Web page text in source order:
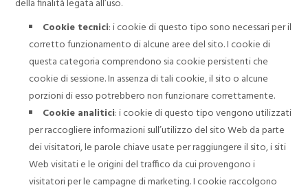
della finalità legata all’uso.
Cookie tecnici: i cookie di questo tipo sono necessari per il
corretto funzionamento di alcune aree del sito. I cookie di
questa categoria comprendono sia cookie persistenti che
cookie di sessione. In assenza di tali cookie, il sito o alcune
porzioni di esso potrebbero non funzionare correttamente.
Cookie analitici: i cookie di questo tipo vengono utilizzati
per raccogliere informazioni sull’utilizzo del sito Web da parte
dei visitatori, le parole chiave usate per raggiungere il sito, i siti
Web visitati e le origini del traffico da cui provengono i
visitatori per le campagne di marketing. I cookie raccolgono